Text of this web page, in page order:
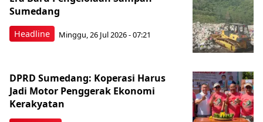
Headline
Sumedang
Minggu, 26 Jul 2026 - 07:21
DPRD Sumedang: Koperasi Harus
Jadi Motor Penggerak Ekonomi
Kerakyatan